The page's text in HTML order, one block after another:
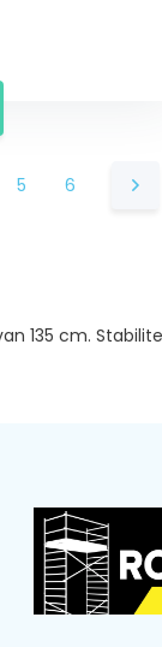
5 6
135 cm.